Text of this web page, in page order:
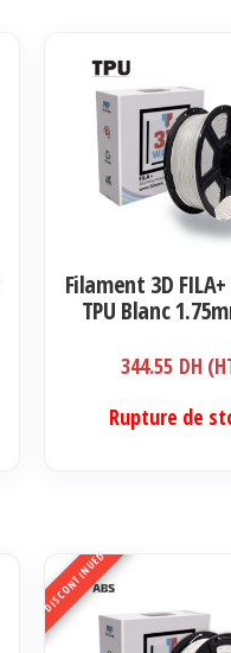
Filament 3D
TPU Blanc
344.55 DH
Rupture de
DISCONTINUED